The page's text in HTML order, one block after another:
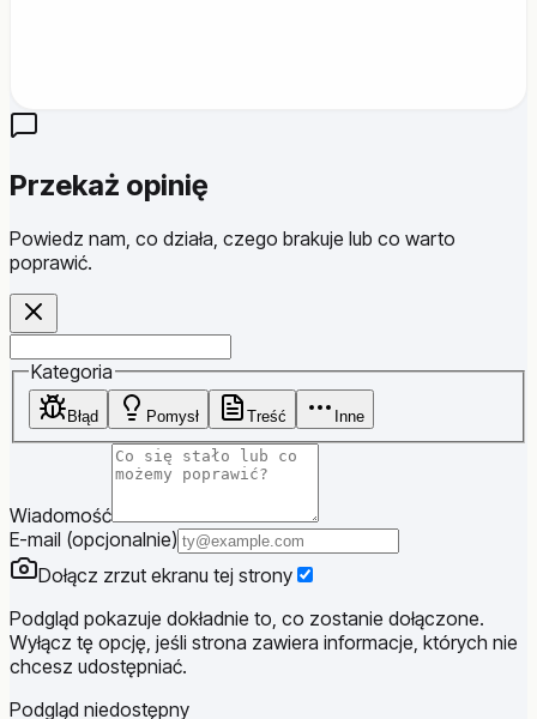
Przekaż opinię
Powiedz nam, co działa, czego brakuje lub co warto
poprawić.
Website
Kategoria
Błąd Pomysł Treść Inne
Wiadomość
E-mail (opcjonalnie)
Dołącz zrzut ekranu tej strony
Podgląd pokazuje dokładnie to, co zostanie dołączone.
Wyłącz tę opcję, jeśli strona zawiera informacje, których nie
chcesz udostępniać.
Podgląd niedostępny